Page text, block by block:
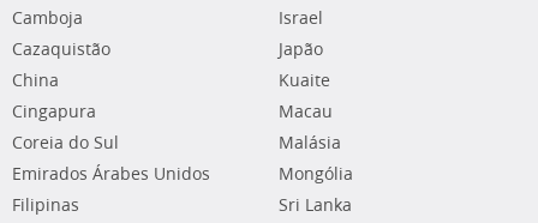
Camboja
Cazaquistão
China
Cingapura
Coreia do Sul
Emirados Árabes Unidos
Filipinas
Israel
Japão
Kuaite
Macau
Malásia
Mongólia
Sri Lanka